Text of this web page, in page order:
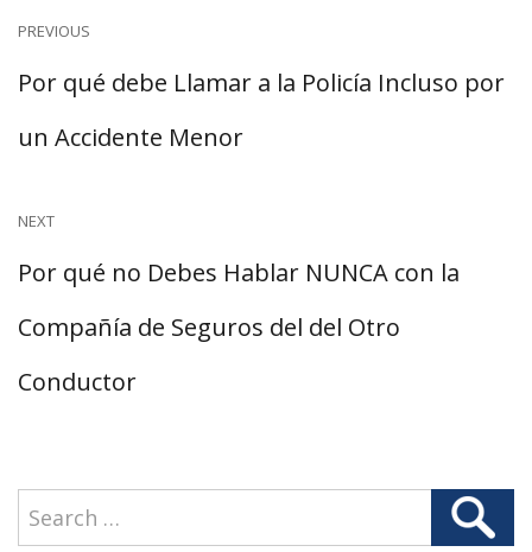
Navegación
de
entradas
PREVIOUS
Previous
post:
Por qué debe Llamar a la Policía Incluso por
un Accidente Menor
NEXT
Next
post:
Por qué no Debes Hablar NUNCA con la
Compañía de Seguros del del Otro
Conductor
Search
Search